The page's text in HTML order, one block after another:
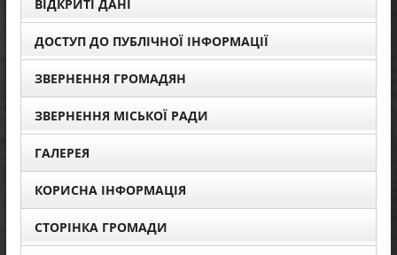
ВІДКРИТІ ДАНІ
ДОСТУП ДО ПУБЛІЧНОЇ ІНФОРМАЦІЇ
ЗВЕРНЕННЯ ГРОМАДЯН
ЗВЕРНЕННЯ МІСЬКОЇ РАДИ
ГАЛЕРЕЯ
КОРИСНА ІНФОРМАЦІЯ
СТОРІНКА ГРОМАДИ